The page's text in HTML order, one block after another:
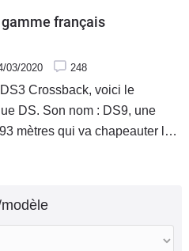
gamme français
03/2020 248
Crossback, voici le
DS. Son nom : DS9, une
mètres qui va chapeauter la